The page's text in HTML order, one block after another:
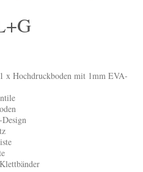
x Hochdruckboden mit 1mm EVA-